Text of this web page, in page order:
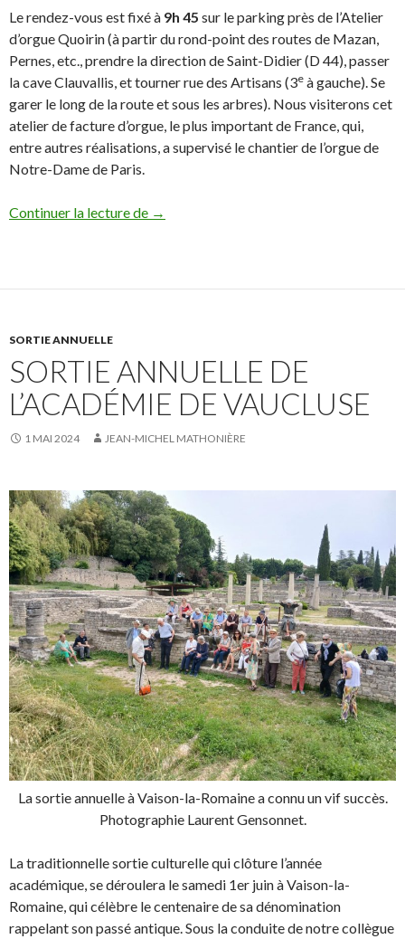
Le rendez-vous est fixé à 9h 45 sur le parking près de l’Atelier
d’orgue Quoirin (à partir du rond-point des routes de Mazan,
Pernes, etc., prendre la direction de Saint-Didier (D 44), passer
la cave Clauvallis, et tourner rue des Artisans (3e à gauche). Se
garer le long de la route et sous les arbres). Nous visiterons cet
atelier de facture d’orgue, le plus important de France, qui,
entre autres réalisations, a supervisé le chantier de l’orgue de
Notre-Dame de Paris.
Continuer la lecture de Sortie annuelle de l’Académie
→
SORTIE ANNUELLE
SORTIE ANNUELLE DE
L’ACADÉMIE DE VAUCLUSE
1 MAI 2024 JEAN-MICHEL MATHONIÈRE
La sortie annuelle à Vaison-la-Romaine a connu un vif succès.
Photographie Laurent Gensonnet.
La traditionnelle sortie culturelle qui clôture l’année
académique, se déroulera le samedi 1er juin à Vaison-la-
Romaine, qui célèbre le centenaire de sa dénomination
rappelant son passé antique. Sous la conduite de notre collègue